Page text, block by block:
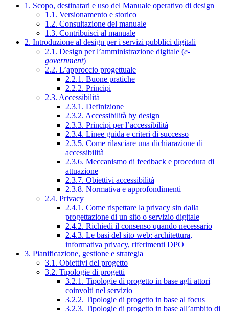
1. Scopo, destinatari e uso del Manuale operativo di design
1.1. Versionamento e storico
1.2. Consultazione del manuale
1.3. Contribuisci al manuale
2. Introduzione al design per i servizi pubblici digitali
2.1. Design per l’amministrazione digitale (e-
government)
2.2. L’approccio progettuale
2.2.1. Buone pratiche
2.2.2. Principi
2.3. Accessibilità
2.3.1. Definizione
2.3.2. Accessibilità by design
2.3.3. Principi per l’accessibilità
2.3.4. Linee guida e criteri di successo
2.3.5. Come rilasciare una dichiarazione di
accessibilità
2.3.6. Meccanismo di feedback e procedura di
attuazione
2.3.7. Obiettivi accessibilità
2.3.8. Normativa e approfondimenti
2.4. Privacy
2.4.1. Come rispettare la privacy sin dalla
progettazione di un sito o servizio digitale
2.4.2. Richiedi il consenso quando necessario
2.4.3. Le basi del sito web: architettura,
informativa privacy, riferimenti DPO
3. Pianificazione, gestione e strategia
3.1. Obiettivi del progetto
3.2. Tipologie di progetti
3.2.1. Tipologie di progetto in base agli attori
coinvolti nel servizio
3.2.2. Tipologie di progetto in base al focus
3.2.3. Tipologie di progetto in base all’ambito di